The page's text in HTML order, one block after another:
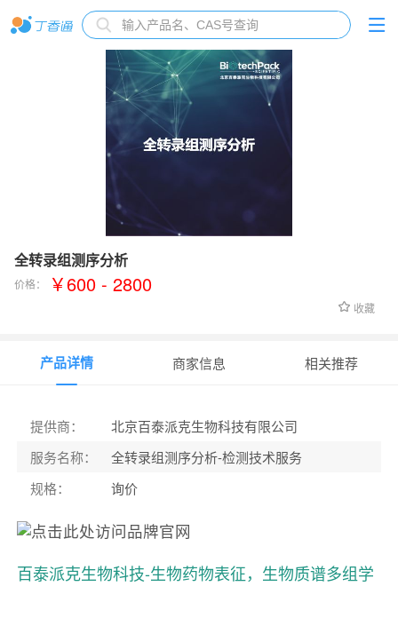
全转录组测序分析
价格： ￥600 - 2800
收藏
产品详情 商家信息 相关推荐
提供商：
北京百泰派克生物科技有限公司
服务名称：
全转录组测序分析-检测技术服务
规格： 询价
百泰派克生物科技-生物药物表征，生物质谱多组学